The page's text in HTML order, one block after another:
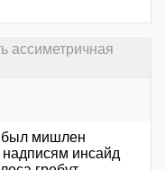
ассиметричная
был мишлен
инсайд